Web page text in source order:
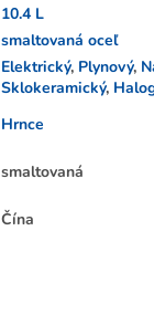
10.4 L
smaltovaná oceľ
Elektrický, Plynový,
Sklokeramický,
Hrnce
smaltovaná
Čína